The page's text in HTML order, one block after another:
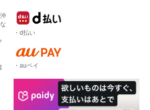
・d払い
・auペイ